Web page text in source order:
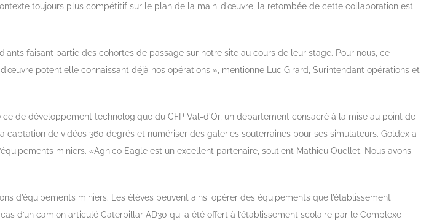
toujours plus compétitif sur le plan de la main-d’œuvre, la retombée de cette collaboration est
faisant partie des cohortes de passage sur notre site au cours de leur stage. Pour nous, ce
potentielle connaissant déjà nos opérations », mentionne Luc Girard, Surintendant opérations et
de développement technologique du CFP Val-d’Or, un département consacré à la mise au point de
de vidéos 360 degrés et numériser des galeries souterraines pour ses simulateurs. Goldex a
miniers. «Agnico Eagle est un excellent partenaire, soutient Mathieu Ouellet. Nous avons
d’équipements miniers. Les élèves peuvent ainsi opérer des équipements que l’établissement
d’un camion articulé Caterpillar AD30 qui a été offert à l’établissement scolaire par le Complexe